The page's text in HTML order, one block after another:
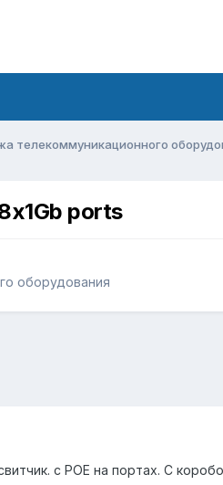
телекоммуникационного
ports
оборудования
с POE на портах. С